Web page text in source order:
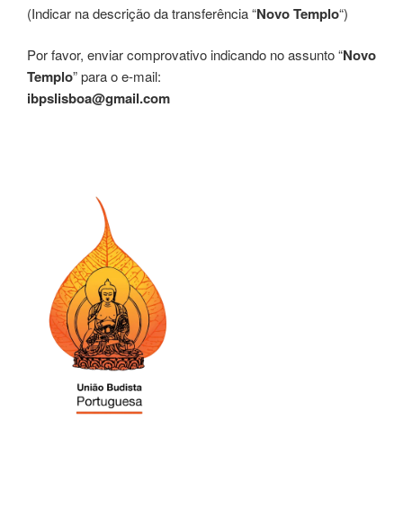
(Indicar na descrição da transferência “Novo Templo“)
Por favor, enviar comprovativo indicando no assunto “Novo
Templo” para o e-mail:
ibpslisboa@gmail.com